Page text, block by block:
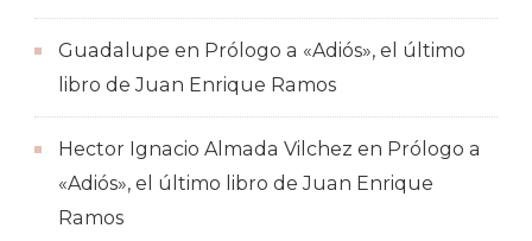
Guadalupe en Prólogo a «Adiós», el último
libro de Juan Enrique Ramos
Hector Ignacio Almada Vilchez en Prólogo a
«Adiós», el último libro de Juan Enrique
Ramos